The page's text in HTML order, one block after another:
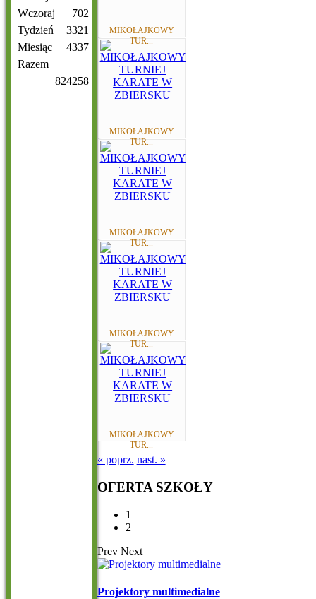
MIKOŁAJKOWY
TUR...
MIKOŁAJKOWY
TUR...
MIKOŁAJKOWY
TUR...
MIKOŁAJKOWY
TUR...
MIKOŁAJKOWY
TUR...
« poprz. nast. »
OFERTASZKOŁY
1
2
Prev Next
Projektory multimedialne
Wczoraj
Tydzień
Miesiąc
Razem
702
3321
4337
824258